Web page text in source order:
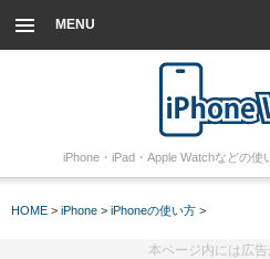
MENU
iPhone・iPad・Apple Watchなどの使
HOME > iPhone > iPhoneの使い方 >
本ページ内には広